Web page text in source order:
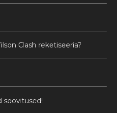
Clash reketiseeria?
soovitused!